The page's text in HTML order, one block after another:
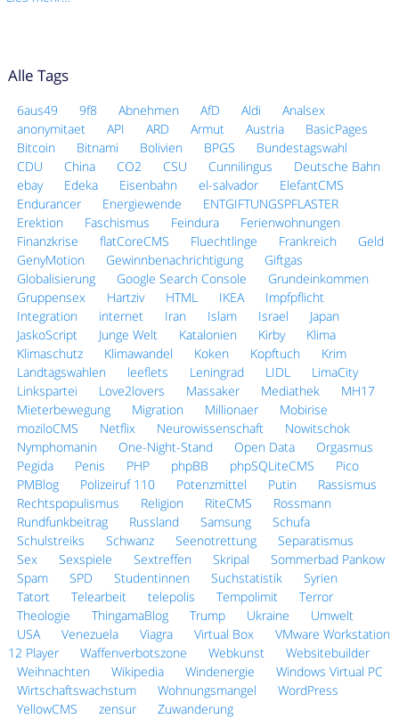
Alle Tags
6aus49 9f8 Abnehmen AfD Aldi
Analsex
anonymitaet
API ARD Armut Austria
BasicPages
Bitcoin
Bitnami Bolivien BPGS
Bundestagswahl
CDU
China CO2 CSU Cunnilingus
Deutsche Bahn
ebay
Edeka Eisenbahn el-salvador
ElefantCMS
Endurancer
Energiewende
ENTGIFTUNGSPFLASTER
Erektion
Faschismus Feindura
Ferienwohnungen
Finanzkrise
flatCoreCMS Fluechtlinge Frankreich
Geld
GenyMotion
Gewinnbenachrichtigung
Giftgas
Globalisierung
Google Search Console
Grundeinkommen
Gruppensex
Hartziv HTML IKEA
Impfpflicht
Integration
internet Iran Islam Israel
Japan
JaskoScript
Junge Welt Katalonien Kirby
Klima
Klimaschutz
Klimawandel Koken Kopftuch
Krim
Landtagswahlen
leeflets Leningrad LIDL
LimaCity
Linkspartei
Love2lovers Massaker Mediathek
MH17
Mieterbewegung
Migration Millionaer
Mobirise
moziloCMS
Netflix Neurowissenschaft
Nowitschok
Nymphomanin
One-Night-Stand Open Data
Orgasmus
Pegida
Penis PHP phpBB phpSQLiteCMS
Pico
PMBlog
Polizeiruf 110 Potenzmittel Putin
Rassismus
Rechtspopulismus
Religion RiteCMS
Rossmann
Rundfunkbeitrag
Russland Samsung
Schufa
Schulstreiks
Schwanz Seenotrettung
Separatismus
Sex
Sexspiele Sextreffen Skripal
Sommerbad Pankow
Spam
SPD Studentinnen Suchstatistik
Syrien
Tatort
Telearbeit telepolis Tempolimit
Terror
Theologie
ThingamaBlog Trump Ukraine
Umwelt
USA
Venezuela Viagra Virtual Box
VMware Workstation
12 Player
Waffenverbotszone Webkunst
Websitebuilder
Weihnachten
Wikipedia Windenergie
Windows Virtual PC
Wirtschaftswachstum
Wohnungsmangel
WordPress
YellowCMS
zensur Zuwanderung